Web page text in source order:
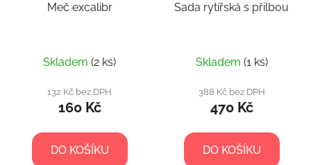
Meč excalibr
Skladem (2 ks)
132 Kč bez DPH
160 Kč
DO KOŠÍKU
Sada rytířská s přilbou
Skladem (1 ks)
388 Kč bez DPH
470 Kč
DO KOŠÍKU